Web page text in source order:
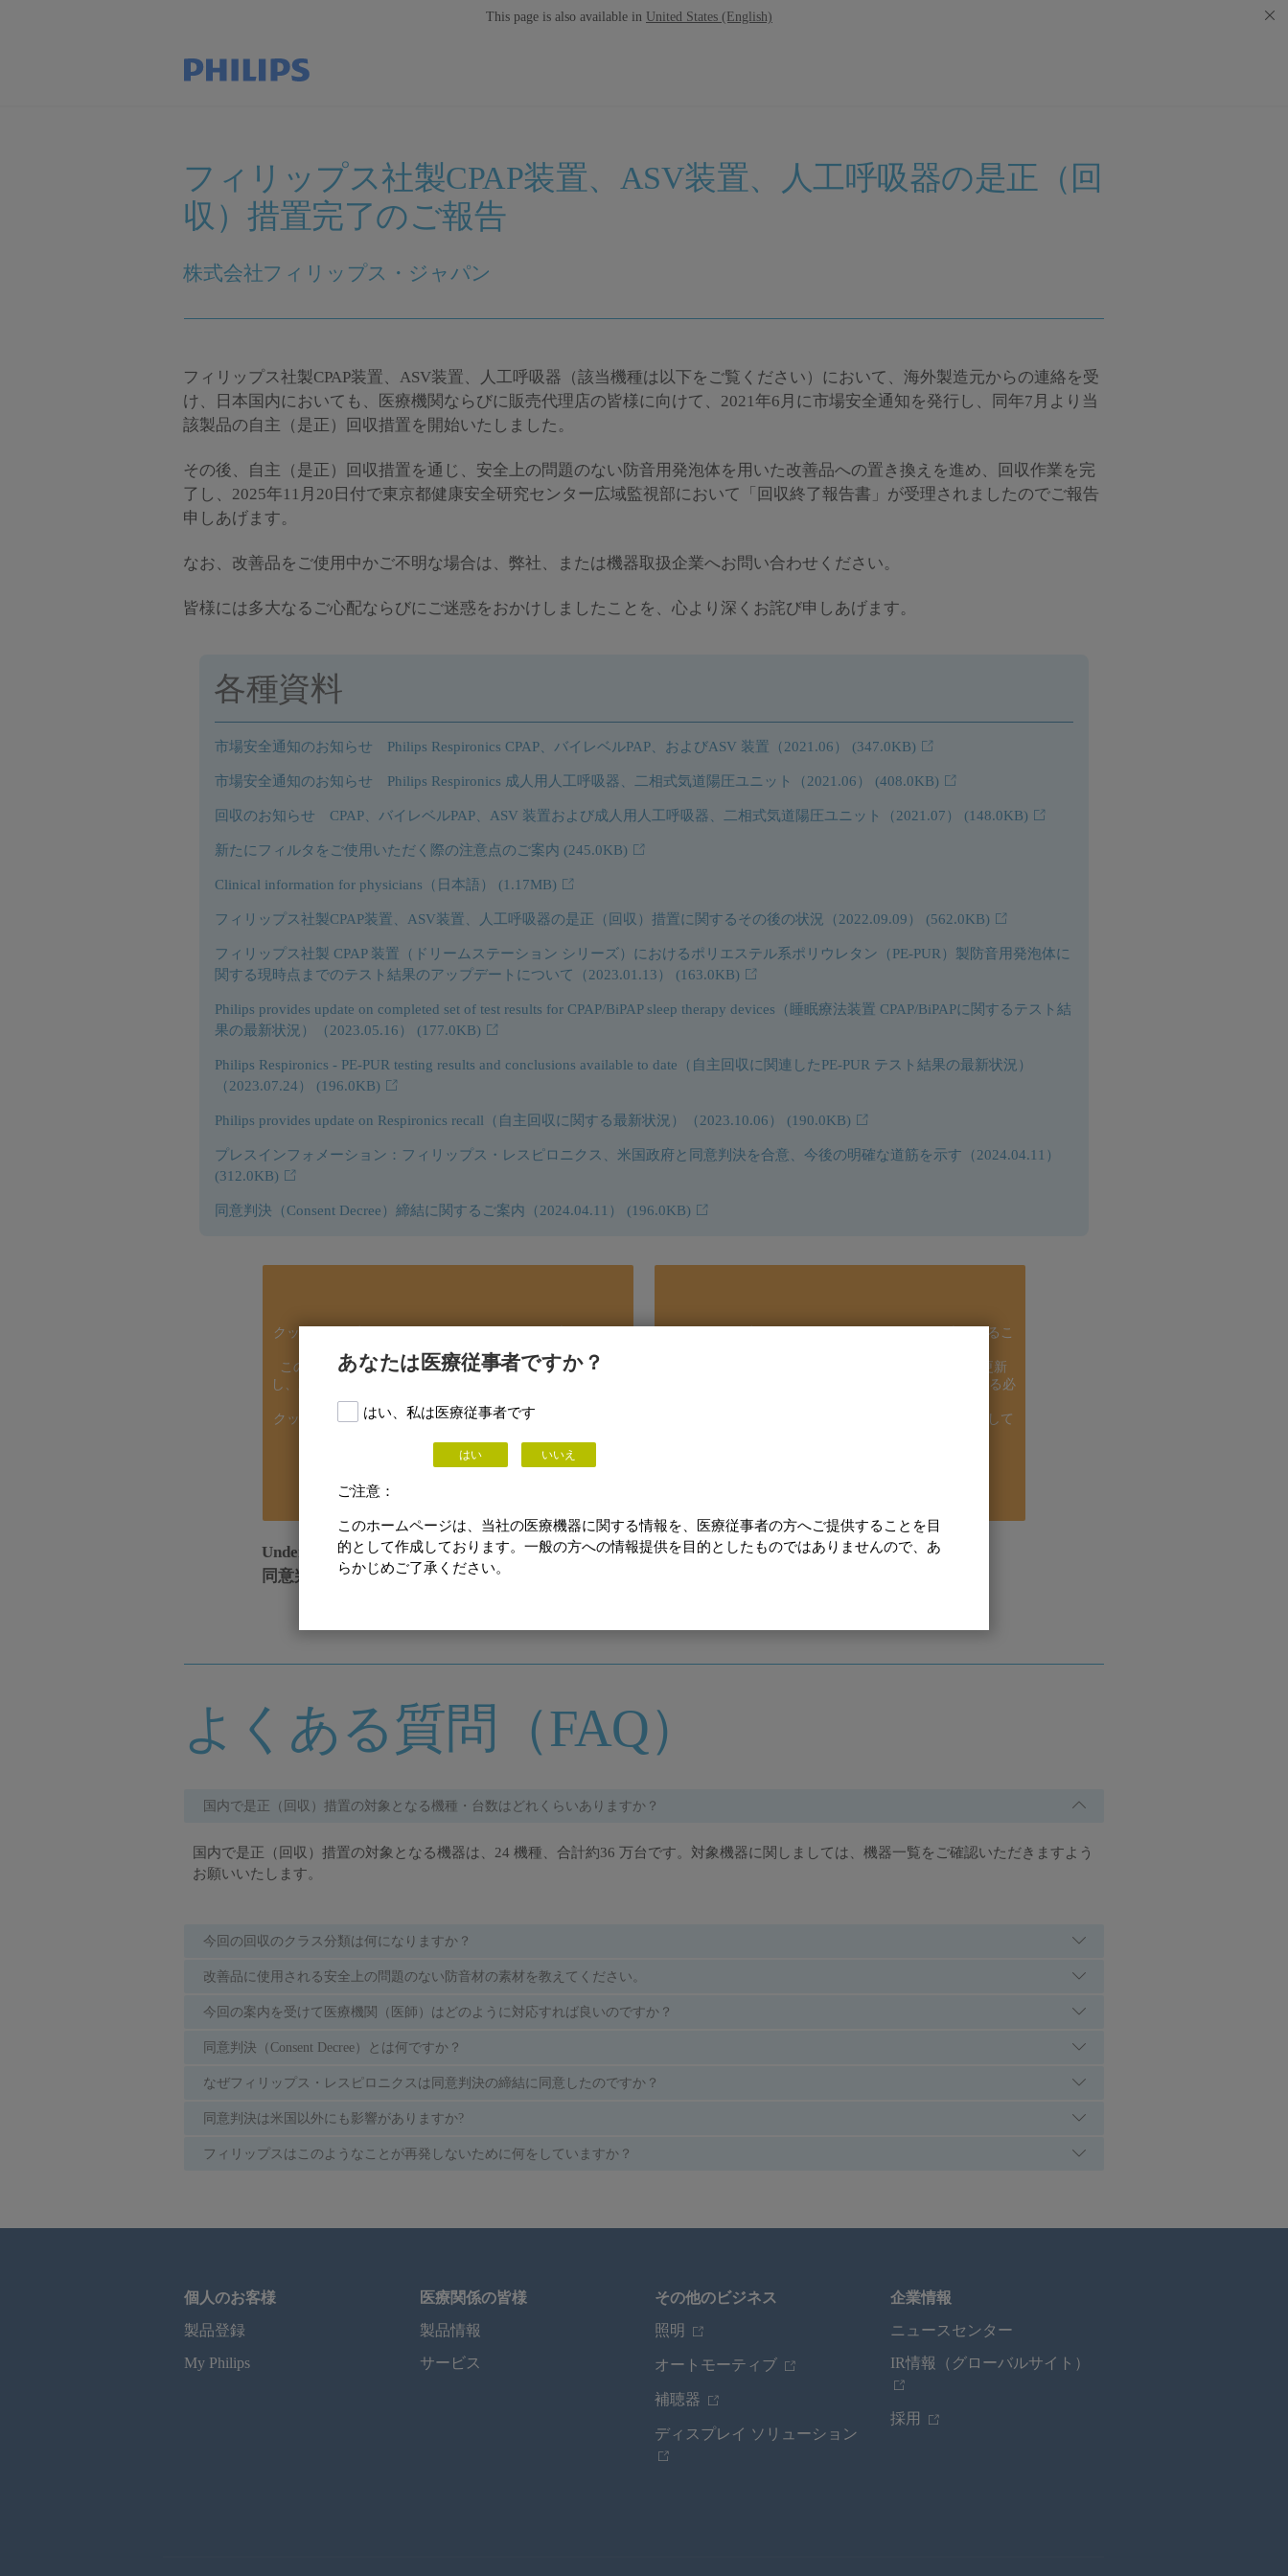
あなたは医療従事者ですか？
はい、私は医療従事者です
はい いいえ
ご注意：
このホームページは、当社の医療機器に関する情報を、医療従事者の方へご提供することを目
的として作成しております。一般の方への情報提供を目的としたものではありませんので、あ
らかじめご了承ください。
This page is also available in United States (English)
フィリップス社製CPAP装置、ASV装置、人工呼吸器の是正（回
収）措置完了のご報告
株式会社フィリップス・ジャパン
フィリップス社製CPAP装置、ASV装置、人工呼吸器（該当機種は以下をご覧ください）において、海外製造元からの連絡を受
け、日本国内においても、医療機関ならびに販売代理店の皆様に向けて、2021年6月に市場安全通知を発行し、同年7月より当
該製品の自主（是正）回収措置を開始いたしました。
その後、自主（是正）回収措置を通じ、安全上の問題のない防音用発泡体を用いた改善品への置き換えを進め、回収作業を完
了し、2025年11月20日付で東京都健康安全研究センター広域監視部において「回収終了報告書」が受理されましたのでご報告
申しあげます。
なお、改善品をご使用中かご不明な場合は、弊社、または機器取扱企業へお問い合わせください。
皆様には多大なるご心配ならびにご迷惑をおかけしましたことを、心より深くお詫び申しあげます。
各種資料
市場安全通知のお知らせ Philips Respironics CPAP、バイレベルPAP、およびASV 装置（2021.06） (347.0KB)
市場安全通知のお知らせ Philips Respironics 成人用人工呼吸器、二相式気道陽圧ユニット（2021.06） (408.0KB)
回収のお知らせ CPAP、バイレベルPAP、ASV 装置および成人用人工呼吸器、二相式気道陽圧ユニット（2021.07） (148.0KB)
新たにフィルタをご使用いただく際の注意点のご案内 (245.0KB)
Clinical information for physicians（日本語） (1.17MB)
フィリップス社製CPAP装置、ASV装置、人工呼吸器の是正（回収）措置に関するその後の状況（2022.09.09） (562.0KB)
フィリップス社製 CPAP 装置（ドリームステーション シリーズ）におけるポリエステル系ポリウレタン（PE-PUR）製防音用発泡体に
関する現時点までのテスト結果のアップデートについて（2023.01.13） (163.0KB)
Philips provides update on completed set of test results for CPAP/BiPAP sleep therapy devices（睡眠療法装置 CPAP/BiPAPに関するテスト結
果の最新状況）（2023.05.16） (177.0KB)
Philips Respironics - PE-PUR testing results and conclusions available to date（⾃主回収に関連したPE-PUR テスト結果の最新状況）
（2023.07.24） (196.0KB)
Philips provides update on Respironics recall（⾃主回収に関する最新状況）（2023.10.06） (190.0KB)
プレスインフォメーション：フィリップス・レスピロニクス、米国政府と同意判決を合意、今後の明確な道筋を示す（2024.04.11）
(312.0KB)
同意判決（Consent Decree）締結に関するご案内（2024.04.11） (196.0KB)
クッキーの同意がない限り、このコンテンツを表示するこ
とはできません。
このコンテンツを表示するには、クッキーの設定を更新
し、次のタイプのパフォーマンス クッキーを受け入れる必
要があります。
クッキー設定を表示、変更するには、ここをクリックして
よろしくお願いします。
Understanding the consent decree
同意判決（consent decree）について
クッキーの同意がない限り、このコンテンツを表示するこ
このコンテンツを表示するには、クッキーの設定を更新
し、次のタイプのパフォーマンス クッキーを受け入れる必
クッキー設定を表示、変更するには、ここをクリックして
What you need to know about the remendiated
よくある質問（FAQ）
国内で是正（回収）措置の対象となる機種・台数はどれくらいありますか？
国内で是正（回収）措置の対象となる機器は、24 機種、合計約36 万台です。対象機器に関しましては、機器一覧をご確認いただきますよう
お願いいたします。
今回の回収のクラス分類は何になりますか？
改善品に使用される安全上の問題のない防音材の素材を教えてください。
今回の案内を受けて医療機関（医師）はどのように対応すれば良いのですか？
同意判決（Consent Decree）とは何ですか？
なぜフィリップス・レスピロニクスは同意判決の締結に同意したのですか？
同意判決は米国以外にも影響がありますか?
フィリップスはこのようなことが再発しないために何をしていますか？
個人のお客様
製品登録
My Philips
医療関係の皆様
製品情報
サービス
その他のビジネス
照明
オートモーティブ
補聴器
ディスプレイ ソリューション
企業情報
ニュースセンター
IR情報（グローバルサイト）
採用